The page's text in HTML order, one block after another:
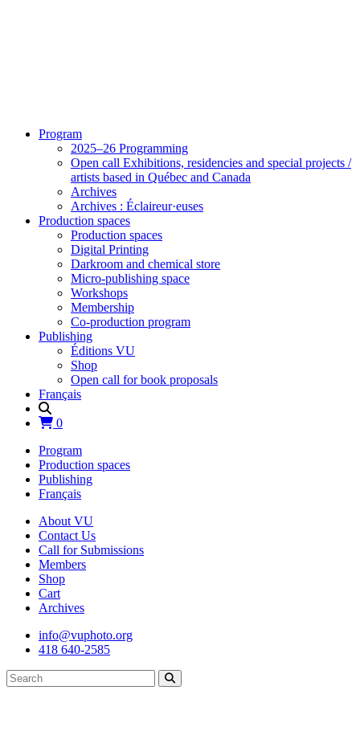
Program
2025–26 Programming
Open call Exhibitions, residencies and special projects /
artists based in Québec and Canada
Archives
Archives : Éclaireur·euses
Production spaces
Production spaces
Digital Printing
Darkroom and chemical store
Micro-publishing space
Workshops
Membership
Co-production program
Publishing
Éditions VU
Shop
Open call for book proposals
Français
0
Program
Production spaces
Publishing
Français
About VU
Contact Us
Call for Submissions
Members
Shop
Cart
Archives
info@vuphoto.org
418 640-2585